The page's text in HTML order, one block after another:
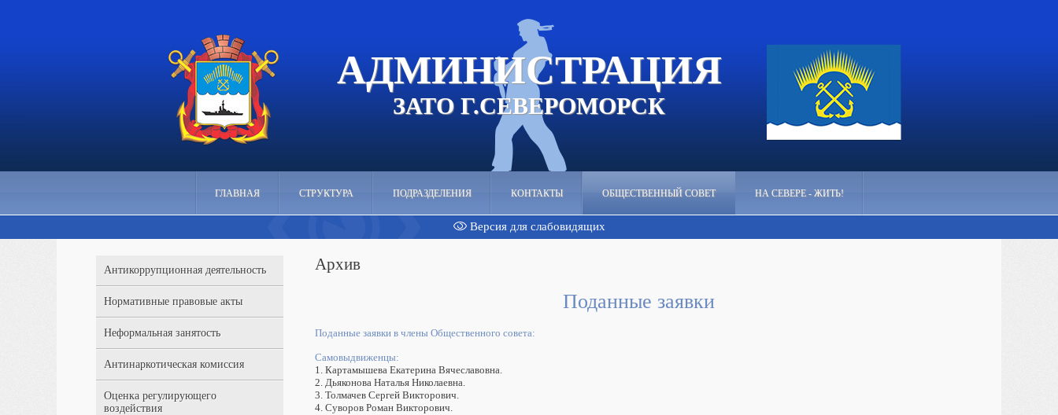
АДМИНИСТРАЦИЯ
ЗАТО Г.СЕВЕРОМОРСК
ГЛАВНАЯ СТРУКТУРА ПОДРАЗДЕЛЕНИЯ КОНТАКТЫ ОБЩЕСТВЕННЫЙ СОВЕТ НА СЕВЕРЕ - ЖИТЬ!
Версия для слабовидящих
Антикоррупционная деятельность
Нормативные правовые акты
Неформальная занятость
Антинаркотическая комиссия
Оценка регулирующего
воздействия
Архив
Поданные заявки
Поданные заявки в члены Общественного совета:
Самовыдвиженцы:
1. Картамышева Екатерина Вячеславовна.
2. Дьяконова Наталья Николаевна.
3. Толмачев Сергей Викторович.
4. Суворов Роман Викторович.